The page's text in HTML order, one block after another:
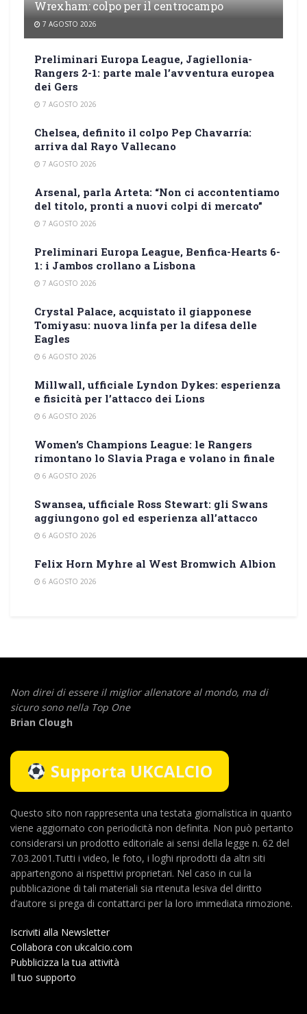
Wrexham: colpo per il centrocampo
7 AGOSTO 2026
Preliminari Europa League, Jagiellonia-
Rangers 2-1: parte male l’avventura europea
dei Gers
7 AGOSTO 2026
Chelsea, definito il colpo Pep Chavarría:
arriva dal Rayo Vallecano
7 AGOSTO 2026
Arsenal, parla Arteta: “Non ci accontentiamo
del titolo, pronti a nuovi colpi di mercato”
7 AGOSTO 2026
Preliminari Europa League, Benfica-Hearts 6-
1: i Jambos crollano a Lisbona
7 AGOSTO 2026
Crystal Palace, acquistato il giapponese
Tomiyasu: nuova linfa per la difesa delle
Eagles
6 AGOSTO 2026
Millwall, ufficiale Lyndon Dykes: esperienza
e fisicità per l’attacco dei Lions
6 AGOSTO 2026
Women’s Champions League: le Rangers
rimontano lo Slavia Praga e volano in finale
6 AGOSTO 2026
Swansea, ufficiale Ross Stewart: gli Swans
aggiungono gol ed esperienza all’attacco
6 AGOSTO 2026
Felix Horn Myhre al West Bromwich Albion
6 AGOSTO 2026
Non direi di essere il miglior allenatore al mondo, ma di
sicuro sono nella Top One
Brian Clough
Supporta UKCALCIO
Questo sito non rappresenta una testata giornalistica in quanto
viene aggiornato con periodicità non definita. Non può pertanto
considerarsi un prodotto editoriale ai sensi della legge n. 62 del
7.03.2001.Tutti i video, le foto, i loghi riprodotti da altri siti
appartengono ai rispettivi proprietari. Nel caso in cui la
pubblicazione di tali materiali sia ritenuta lesiva del diritto
d’autore si prega di contattarci per la loro immediata rimozione.
Iscriviti alla Newsletter
Collabora con ukcalcio.com
Pubblicizza la tua attività
Il tuo supporto